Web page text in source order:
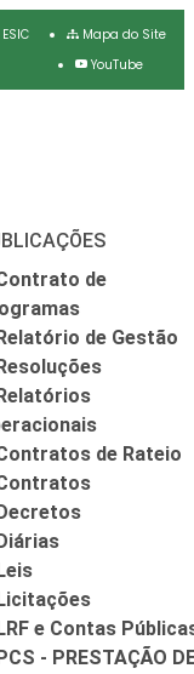
Mapa do Site
YouTube
de
de Gestão
de Rateio
e Contas
- PRESTAÇÃO